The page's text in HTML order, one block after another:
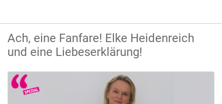
Ach, eine Fanfare! Elke Heidenreich
und eine Liebeserklärung!